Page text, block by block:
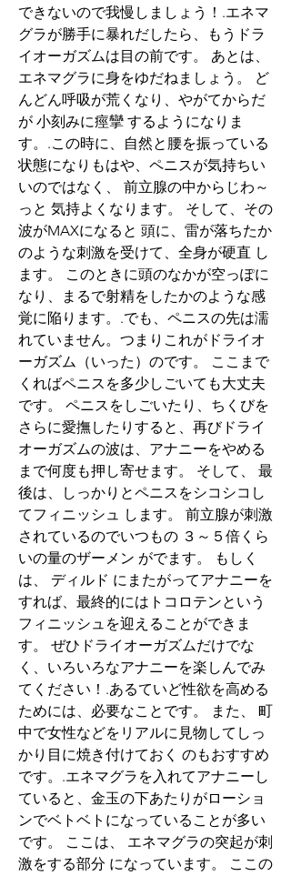
できないので我慢しましょう！.エネマ
グラが勝手に暴れだしたら、もうドラ
イオーガズムは目の前です。 あとは、
エネマグラに身をゆだねましょう。 ど
んどん呼吸が荒くなり、やがてからだ
が 小刻みに痙攣 するようになりま
す。.この時に、自然と腰を振っている
状態になりもはや、ペニスが気持ちい
いのではなく、 前立腺の中からじわ～
っと 気持よくなります。 そして、その
波がMAXになると 頭に、雷が落ちたか
のような刺激を受けて、全身が硬直 し
ます。 このときに頭のなかが空っぽに
なり、まるで射精をしたかのような感
覚に陥ります。.でも、ペニスの先は濡
れていません。つまりこれがドライオ
ーガズム（いった）のです。 ここまで
くればペニスを多少しごいても大丈夫
です。 ペニスをしごいたり、ちくびを
さらに愛撫したりすると、再びドライ
オーガズムの波は、アナニーをやめる
まで何度も押し寄せます。 そして、 最
後は、しっかりとペニスをシコシコし
てフィニッシュ します。 前立腺が刺激
されているのでいつもの ３～５倍くら
いの量のザーメン がでます。 もしく
は、 ディルド にまたがってアナニーを
すれば、最終的にはトコロテンという
フィニッシュを迎えることができま
す。 ぜひドライオーガズムだけでな
く、いろいろなアナニーを楽しんでみ
てください！.あるていど性欲を高める
ためには、必要なことです。 また、 町
中で女性などをリアルに見物してしっ
かり目に焼き付けておく のもおすすめ
です。.エネマグラを入れてアナニーし
ていると、金玉の下あたりがローショ
ンでベトベトになっていることが多い
です。 ここは、 エネマグラの突起が刺
激をする部分 になっています。 ここの